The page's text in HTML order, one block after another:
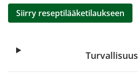
Siirry reseptilääketilaukseen
Turvallisuus